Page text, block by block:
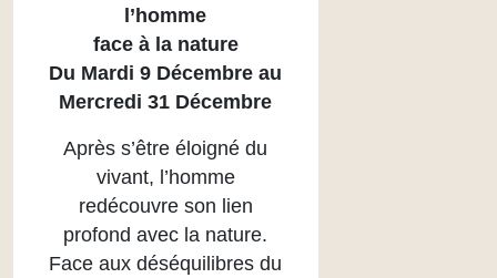
l’homme
face à la nature
Du Mardi 9 Décembre au
Mercredi 31 Décembre
Après s’être éloigné du
vivant, l’homme
redécouvre son lien
profond avec la nature.
Face aux déséquilibres du